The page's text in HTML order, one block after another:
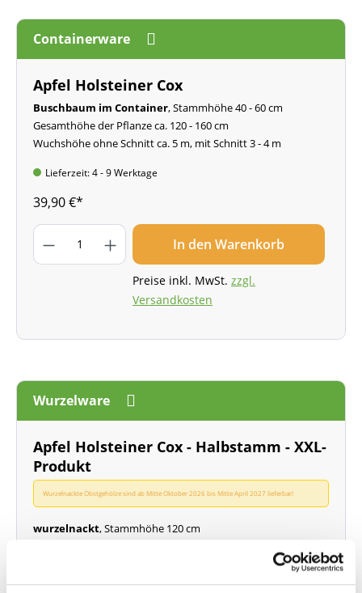
Containerware
Apfel Holsteiner Cox
Buschbaum im Container, Stammhöhe 40 - 60 cm
Gesamthöhe der Pflanze ca. 120 - 160 cm
Wuchshöhe ohne Schnitt ca. 5 m, mit Schnitt 3 - 4 m
Lieferzeit: 4 - 9 Werktage
39,90 €*
In den Warenkorb
Preise inkl. MwSt. zzgl.
Versandkosten
Wurzelware
Apfel Holsteiner Cox - Halbstamm - XXL-
Produkt
Wurzelnackte Obstgehölze sind ab Mitte Oktober 2026 bis Mitte April 2027 lieferbar!
wurzelnackt, Stammhöhe 120 cm
Wuchshöhe ohne Schnitt ca. 7 m, mit Schnitt 4 - 5 m
Veredlungsunterlage: Bittenfelder Sämling